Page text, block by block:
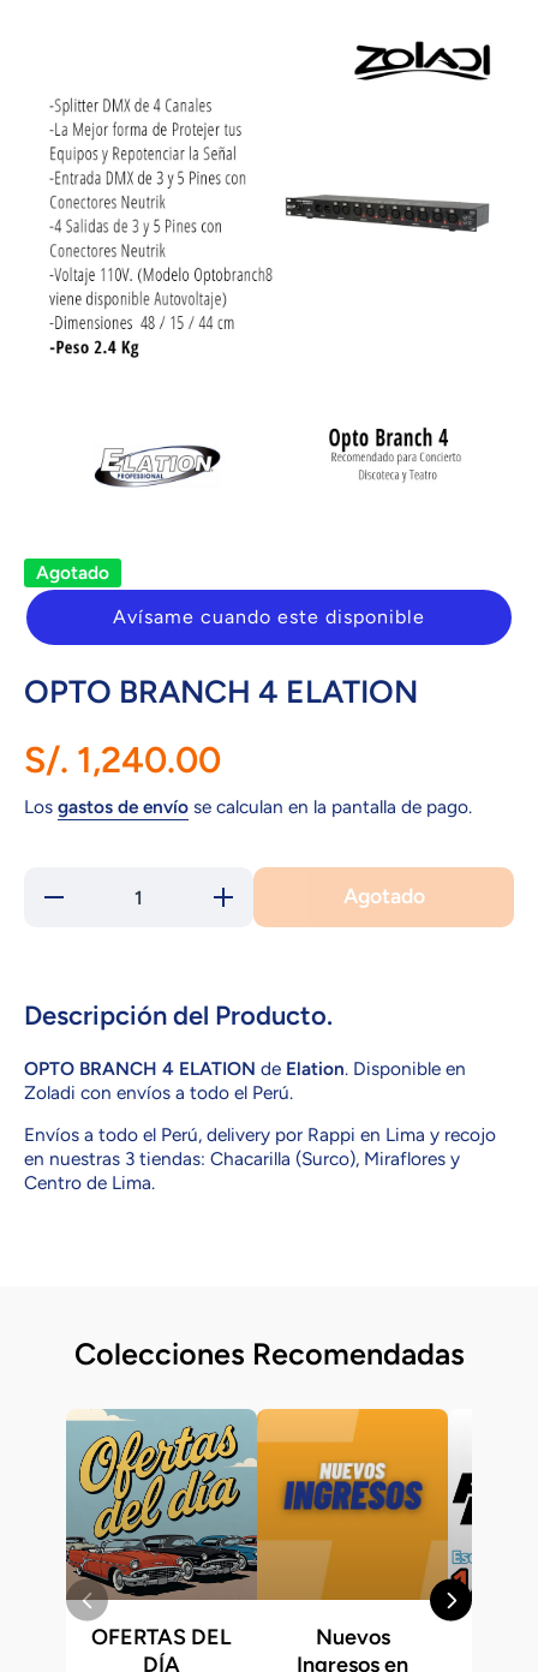
Agotado
Avísame cuando este disponible
OPTO BRANCH 4 ELATION
S/. 1,240.00
Los gastos de envío se calculan en la pantalla de pago.
Reducir
Aumentar
cantidad
para
Agotado
Descripción del Producto.
OPTO BRANCH 4 ELATION de Elation. Disponible en
Zoladi con envíos a todo el Perú.
Envíos a todo el Perú, delivery por Rappi en Lima y recojo
en nuestras 3 tiendas: Chacarilla (Surco), Miraflores y
Centro de Lima.
Colecciones Recomendadas
OFERTAS DEL
DÍA
Nuevos
Ingresos en